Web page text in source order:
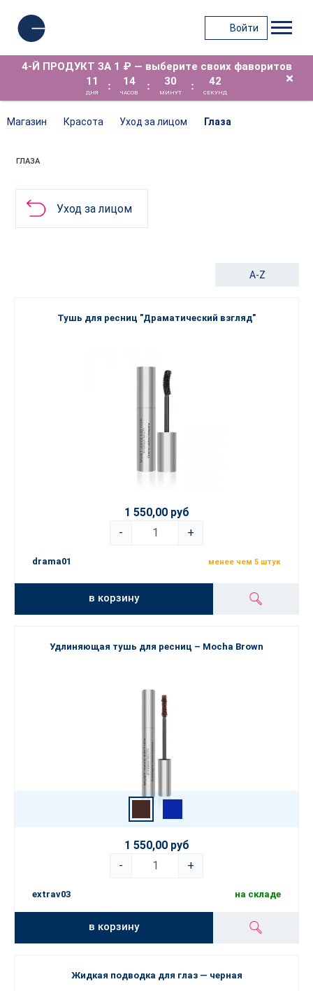
Войти
4-Й ПРОДУКТ ЗА 1 ₽ — выберите своих фаворитов
11
ДНЯ
: 14
ЧАСОВ
: 30
МИНУТ
: 42
СЕКУНД
×
Магазин Красота Уход за лицом Глаза
ГЛАЗА
Уход за лицом
A-Z
Тушь для ресниц "Драматический взгляд"
1 550,00 руб
-
+
drama01 менее чем 5 штук
в корзину
Удлиняющая тушь для ресниц – Mocha Brown
1 550,00 руб
-
+
extrav03 на складе
в корзину
Жидкая подводка для глаз — черная